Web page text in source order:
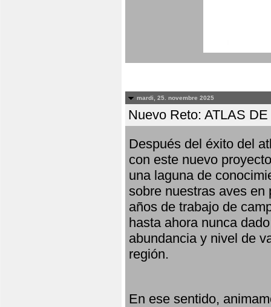
mardi, 25. novembre 2025
Nuevo Reto: ATLAS
Después del éxito del
con este nuevo
una laguna de
sobre nuestras aves en
años de trabajo de
hasta ahora nunca
abundancia y nivel de
región.
En ese sentido,